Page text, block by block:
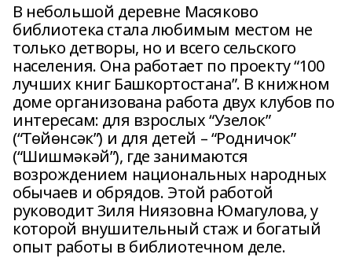
В небольшой деревне Масяково
библиотека стала любимым местом не
только детворы, но и всего сельского
населения. Она работает по проекту “100
лучших книг Башкортостана”. В книжном
доме организована работа двух клубов по
интересам: для взрослых “Узелок”
(“Төйөнсәк”) и для детей – “Родничок”
(“Шишмәкәй”), где занимаются
возрождением национальных народных
обычаев и обрядов. Этой работой
руководит Зиля Ниязовна Юмагулова, у
которой внушительный стаж и богатый
опыт работы в библиотечном деле.